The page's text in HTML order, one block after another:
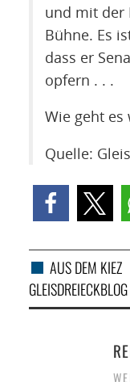
und mit der
Bühne. Es
dass er
opfern . . .
Wie geht
Quelle:
AUS DEM KIEZ
GLEISDREIECKBLOG